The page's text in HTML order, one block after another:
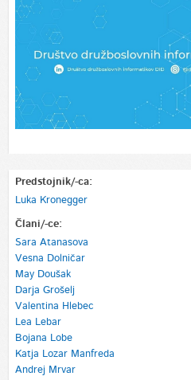
Predstojnik/-ca:
Luka Kronegger
Člani/-ce:
Sara Atanasova
Vesna Dolničar
May Doušak
Darja Grošelj
Valentina Hlebec
Lea Lebar
Bojana Lobe
Katja Lozar Manfreda
Andrej Mrvar